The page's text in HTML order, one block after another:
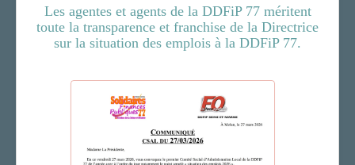
Les agentes et agents de la DDFiP 77 méritent
toute la transparence et franchise de la Directrice
sur la situation des emplois à la DDFiP 77.